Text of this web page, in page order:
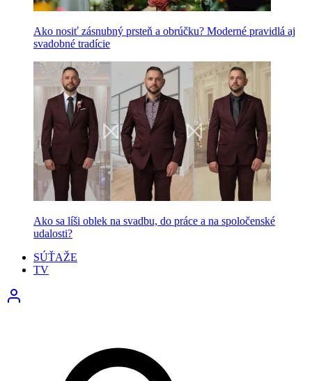
Ako nosiť zásnubný prsteň a obrúčku? Moderné pravidlá aj
svadobné tradície
Ako sa líši oblek na svadbu, do práce a na spoločenské
udalosti?
SÚŤAŽE
TV